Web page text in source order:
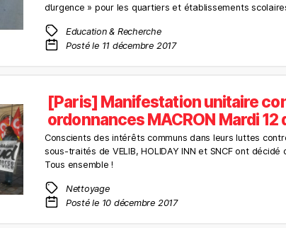
d’urgence » pour les quartiers et établissements
Education & Recherche
Posté le 11 décembre 2017
[Paris] Manifestation unitaire
ordonnances MACRON Mardi 12
Conscients des intérêts communs dans leurs luttes
sous-traités de VELIB, HOLIDAY INN et SNCF ont
Tous ensemble !
Nettoyage
Posté le 10 décembre 2017